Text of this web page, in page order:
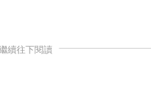
續往下閱讀